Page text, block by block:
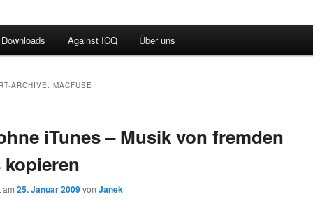
Downloads Against ICQ Über uns
ARCHIVE:MACFUSE
iTunes – Musik von fremden
am25. Januar 2009 vonJanek